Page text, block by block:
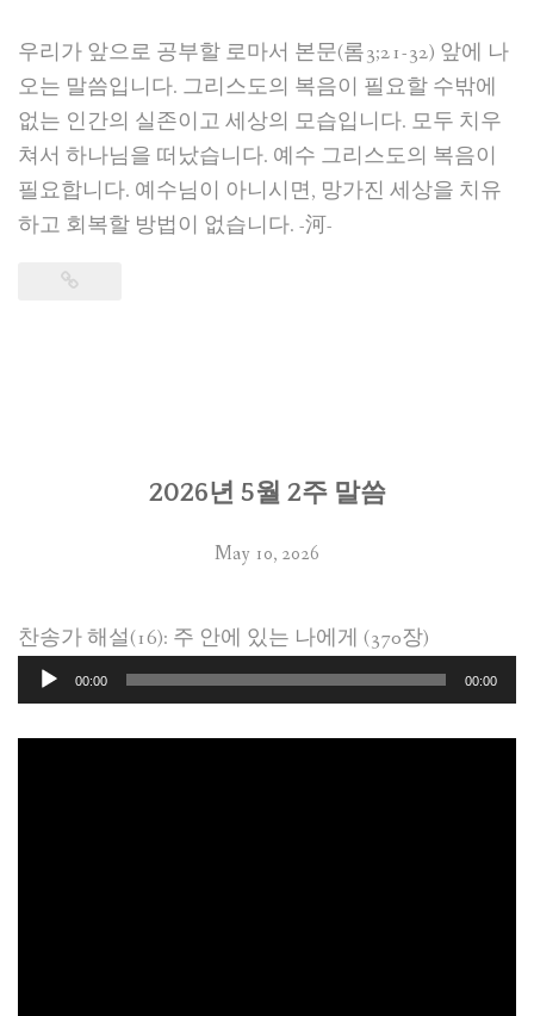
우리가 앞으로 공부할 로마서 본문(롬3;21-32) 앞에 나
오는 말씀입니다. 그리스도의 복음이 필요할 수밖에
없는 인간의 실존이고 세상의 모습입니다. 모두 치우
쳐서 하나님을 떠났습니다. 예수 그리스도의 복음이
필요합니다. 예수님이 아니시면, 망가진 세상을 치유
하고 회복할 방법이 없습니다. -河-
2026년 5월 2주 말씀
May 10, 2026
찬송가 해설(16): 주 안에 있는 나에게 (370장)
Audio
00:00 00:00